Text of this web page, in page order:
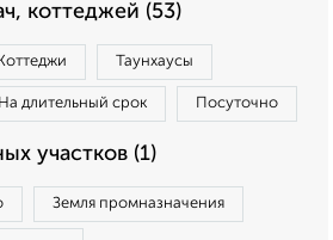
коттеджей (53)
Коттеджи Таунхаусы
На длительный срок Посуточно
участков (1)
Земля промназначения